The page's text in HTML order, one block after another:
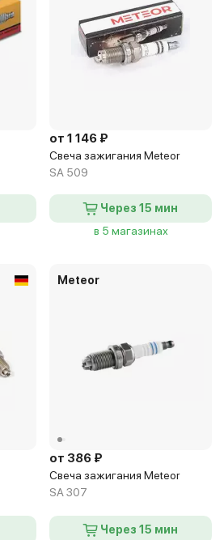
от 1 146 ₽
Свеча зажигания Meteor
SA 509
Через 15 мин
в 5 магазинах
Meteor
от 386 ₽
Свеча зажигания Meteor
SA 307
Через 15 мин